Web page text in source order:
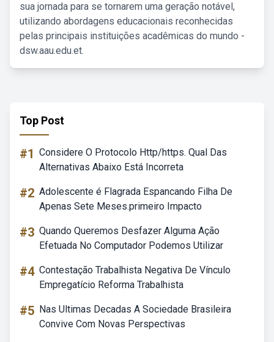
sua jornada para se tornarem uma geração notável,
utilizando abordagens educacionais reconhecidas
pelas principais instituições acadêmicas do mundo -
dsw.aau.edu.et.
Top Post
#1 Considere O Protocolo Http/https. Qual Das
Alternativas Abaixo Está Incorreta
#2 Adolescente é Flagrada Espancando Filha De
Apenas Sete Meses.primeiro Impacto
#3 Quando Queremos Desfazer Alguma Ação
Efetuada No Computador Podemos Utilizar
#4 Contestação Trabalhista Negativa De Vínculo
Empregatício Reforma Trabalhista
#5 Nas Ultimas Decadas A Sociedade Brasileira
Convive Com Novas Perspectivas